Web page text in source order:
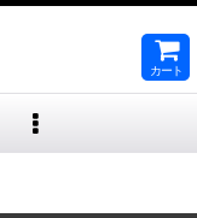
カート